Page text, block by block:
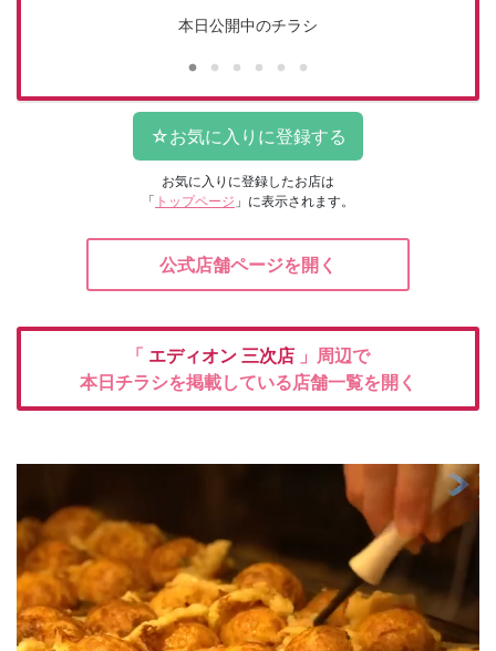
本日公開中のチラシ
お気に入りに登録したお店は
「 トップページ 」に表示されます。
公式店舗ページを開く
「 エディオン 三次店 」周辺で
本日チラシを掲載している店舗一覧を開く